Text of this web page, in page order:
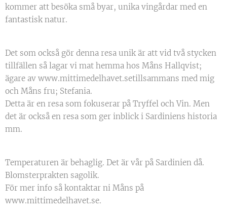
kommer att besöka små byar, unika vingårdar med en
fantastisk natur.
Det som också gör denna resa unik är att vid två stycken
tillfällen så lagar vi mat hemma hos Måns Hallqvist;
ägare av www.mittimedelhavet.setillsammans med mig
och Måns fru; Stefania.
Detta är en resa som fokuserar på Tryffel och Vin. Men
det är också en resa som ger inblick i Sardiniens historia
mm.
Temperaturen är behaglig. Det är vår på Sardinien då.
Blomsterprakten sagolik.
För mer info så kontaktar ni Måns på
www.mittimedelhavet.se.